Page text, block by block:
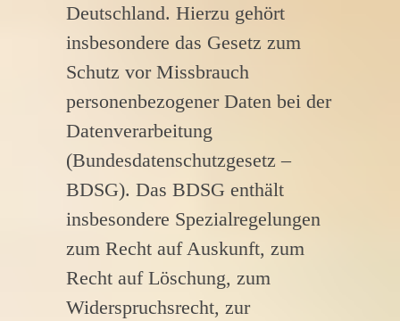
Deutschland. Hierzu gehört
insbesondere das Gesetz zum
Schutz vor Missbrauch
personenbezogener Daten bei der
Datenverarbeitung
(Bundesdatenschutzgesetz –
BDSG). Das BDSG enthält
insbesondere Spezialregelungen
zum Recht auf Auskunft, zum
Recht auf Löschung, zum
Widerspruchsrecht, zur